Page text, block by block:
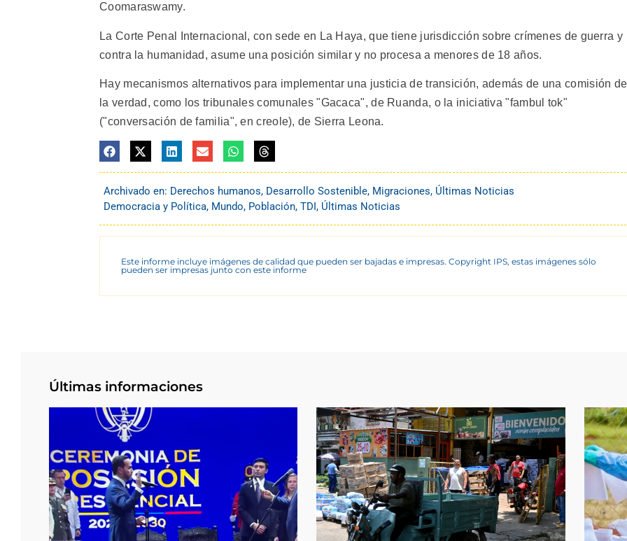
Coomaraswamy.
La Corte Penal Internacional, con sede en La Haya, que tiene jurisdicción sobre crímenes de guerra y
contra la humanidad, asume una posición similar y no procesa a menores de 18 años.
Hay mecanismos alternativos para implementar una justicia de transición, además de una comisión de
la verdad, como los tribunales comunales "Gacaca", de Ruanda, o la iniciativa "fambul tok"
("conversación de familia", en creole), de Sierra Leona.
Archivado en: Derechos humanos, Desarrollo Sostenible, Migraciones, Últimas Noticias
Democracia y Política, Mundo, Población, TDI, Últimas Noticias
Este informe incluye imágenes de calidad que pueden ser bajadas e impresas. Copyright IPS, estas imágenes sólo
pueden ser impresas junto con este informe
Últimas informaciones